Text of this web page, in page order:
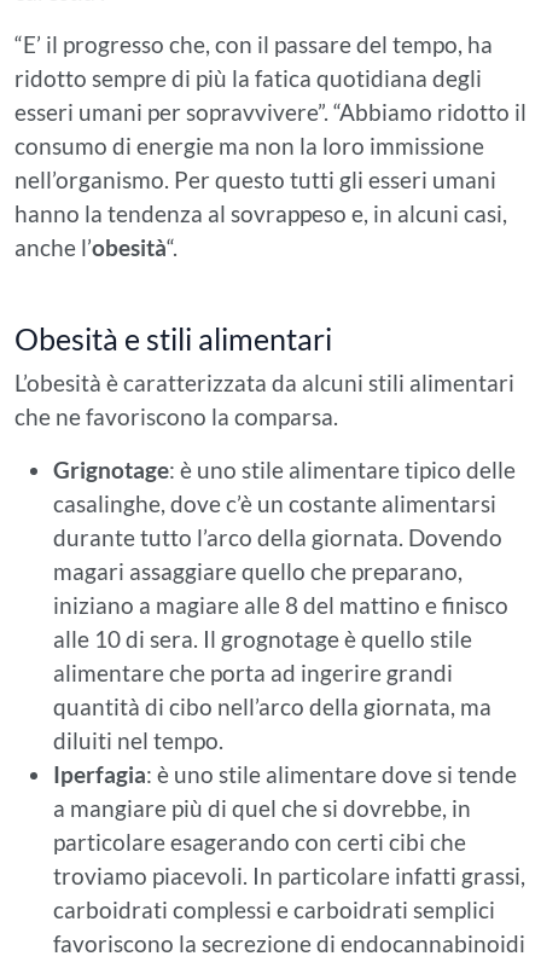
“E’ il progresso che, con il passare del tempo, ha
ridotto sempre di più la fatica quotidiana degli
esseri umani per sopravvivere”. “Abbiamo ridotto il
consumo di energie ma non la loro immissione
nell’organismo. Per questo tutti gli esseri umani
hanno la tendenza al sovrappeso e, in alcuni casi,
anche l’obesità“.
Obesità e stili alimentari
L’obesità è caratterizzata da alcuni stili alimentari
che ne favoriscono la comparsa.
Grignotage: è uno stile alimentare tipico delle
casalinghe, dove c’è un costante alimentarsi
durante tutto l’arco della giornata. Dovendo
magari assaggiare quello che preparano,
iniziano a magiare alle 8 del mattino e finisco
alle 10 di sera. Il grognotage è quello stile
alimentare che porta ad ingerire grandi
quantità di cibo nell’arco della giornata, ma
diluiti nel tempo.
Iperfagia: è uno stile alimentare dove si tende
a mangiare più di quel che si dovrebbe, in
particolare esagerando con certi cibi che
troviamo piacevoli. In particolare infatti grassi,
carboidrati complessi e carboidrati semplici
favoriscono la secrezione di endocannabinoidi